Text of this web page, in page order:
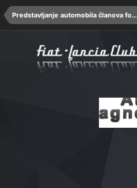
Predstavljanje automobila članova foruma